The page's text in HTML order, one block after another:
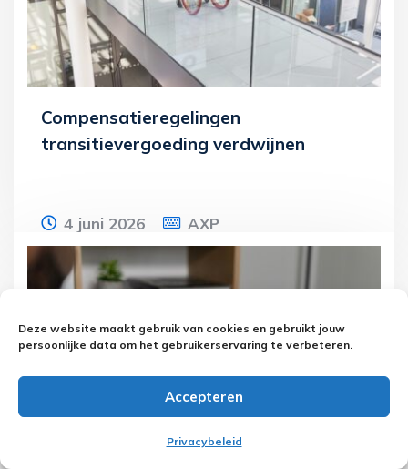
Deze website maakt gebruik van cookies en gebruikt jouw
persoonlijke data om het gebruikerservaring te verbeteren.
Accepteren
Privacybeleid
Compensatieregelingen
transitievergoeding verdwijnen
4 juni 2026 AXP
Vanaf 2027 krijgen werkgevers geen geld
transitievergoeding die ze betalen bij
ontslag
Lees meer